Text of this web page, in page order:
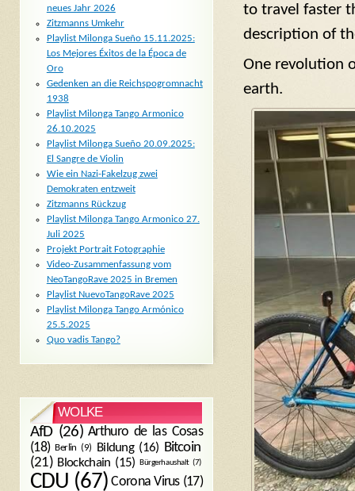
to travel faster
description of
One revolution
earth.
neues Jahr 2026
Zitzmanns Umkehr
Playlist Milonga Sueño 15.11.2025:
Los Mejores Éxitos de la Época de
Oro
Gedenken an die Reichspogromnacht
1938
Playlist Milonga Tango Armonico
26.10.2025
Playlist Milonga Sueño 20.09.2025:
El Sangre de Violin
Wie ein Nazi-Fakelzug zwei
Demokraten entzweit
Zitzmanns Rückzug
Playlist Milonga Tango Armonico 27.
Juli 2025
Projekt Portrait Fotographie
Video-Zusammenfassung vom
NeoTangoRave 2025 in Bremen
Playlist NuevoTangoRave 2025
Playlist Milonga Tango Armónico
25.5.2025
Quo vadis Tango?
WOLKE
AfD(26) Arthuro de las Cosas
(18) Berlin (9) Bildung(16) Bitcoin
(21) Blockchain (15) Bürgerhaushalt (7)
CDU (67) Corona Virus(17)